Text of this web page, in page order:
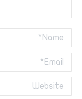
Name *
Email *
Website